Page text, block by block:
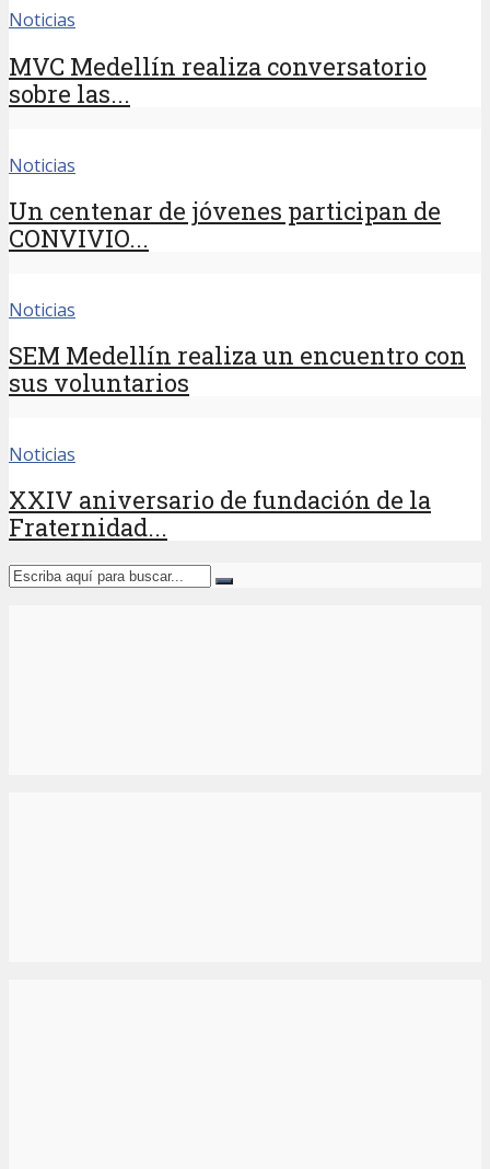
Noticias
MVC Medellín realiza conversatorio
sobre las...
Noticias
Un centenar de jóvenes participan de
CONVIVIO...
Noticias
SEM Medellín realiza un encuentro con
sus voluntarios
Noticias
XXIV aniversario de fundación de la
Fraternidad...